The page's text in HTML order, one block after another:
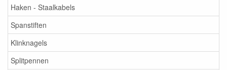
Haken - Staalkabels
Spanstiften
Klinknagels
Splitpennen